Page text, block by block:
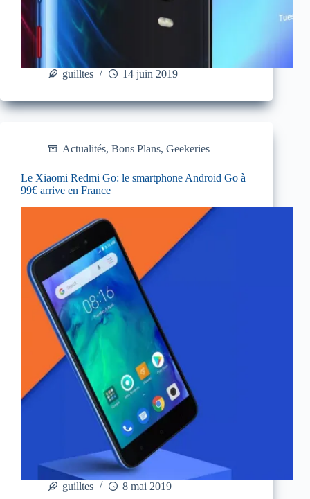
guilltes 14 juin 2019
Actualités, Bons Plans, Geekeries
Le Xiaomi Redmi Go: le smartphone Android Go à
99€ arrive en France
guilltes 8 mai 2019